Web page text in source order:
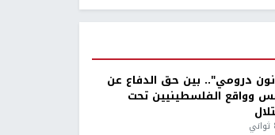
درومي".. بين حق الدفاع عن
وواقع الفلسطينيين تحت